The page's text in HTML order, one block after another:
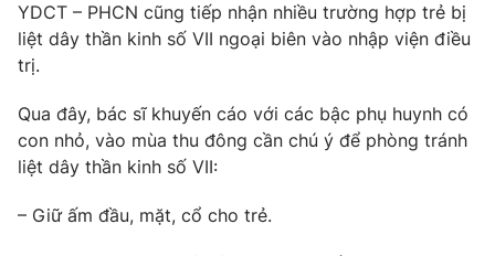
VTV Sức khoẻ Bất động sản
Thị trường 24h Tấm lòng Việt
VTV4
VTV9 VTV8
YDCT – PHCN cũng tiếp nhận nhiều trường hợp trẻ bị
liệt dây thần kinh số VII ngoại biên vào nhập viện điều
trị.
Qua đây, bác sĩ khuyến cáo với các bậc phụ huynh có
con nhỏ, vào mùa thu đông cần chú ý để phòng tránh
liệt dây thần kinh số VII:
– Giữ ấm đầu, mặt, cổ cho trẻ.